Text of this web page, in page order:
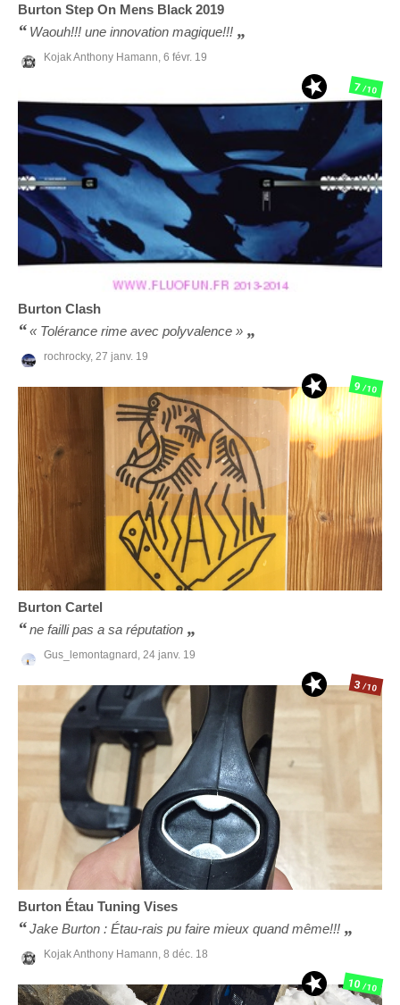
Burton Step On Mens Black 2019
Waouh!!! une innovation magique!!!
Kojak Anthony Hamann, 6 févr. 19
Burton Clash
« Tolérance rime avec polyvalence »
rochrocky, 27 janv. 19
7/10
Burton Cartel
ne failli pas a sa réputation
Gus_lemontagnard, 24 janv. 19
9/10
Burton Étau Tuning Vises
Jake Burton : Étau-rais pu faire mieux quand même!!!
Kojak Anthony Hamann, 8 déc. 18
3/10
10/10